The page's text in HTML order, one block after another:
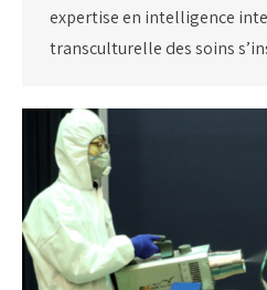
expertise en intelligence
transculturelle des soins